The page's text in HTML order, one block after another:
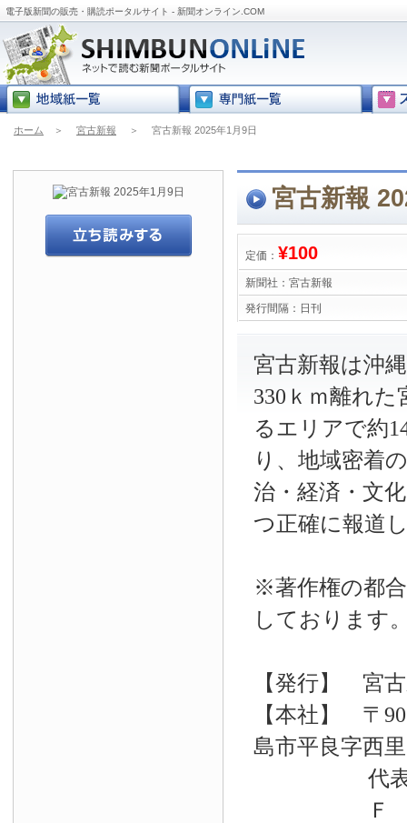
電子版新聞の販売・購読ポータルサイト - 新聞オンライン.COM
ホーム ＞ 宮古新報 ＞ 宮古新報 2025年1月9日
宮古新報
定価： ¥100
新聞社： 宮古新報
発行間隔： 日刊
宮古新報は沖
330ｋｍ離れ
るエリアで約
り、地域密着
治・経済・文
つ正確に報道
※著作権の都
しております
【発行】 宮
【本社】 〒
島市平良字西
代表電話
Ｆ Ａ